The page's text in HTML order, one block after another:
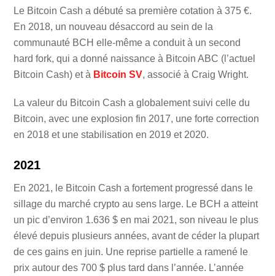
Le Bitcoin Cash a débuté sa première cotation à 375 €.
En 2018, un nouveau désaccord au sein de la
communauté BCH elle-même a conduit à un second
hard fork, qui a donné naissance à Bitcoin ABC (l’actuel
Bitcoin Cash) et à Bitcoin SV, associé à Craig Wright.
La valeur du Bitcoin Cash a globalement suivi celle du
Bitcoin, avec une explosion fin 2017, une forte correction
en 2018 et une stabilisation en 2019 et 2020.
2021
En 2021, le Bitcoin Cash a fortement progressé dans le
sillage du marché crypto au sens large. Le BCH a atteint
un pic d’environ 1.636 $ en mai 2021, son niveau le plus
élevé depuis plusieurs années, avant de céder la plupart
de ces gains en juin. Une reprise partielle a ramené le
prix autour des 700 $ plus tard dans l’année. L’année